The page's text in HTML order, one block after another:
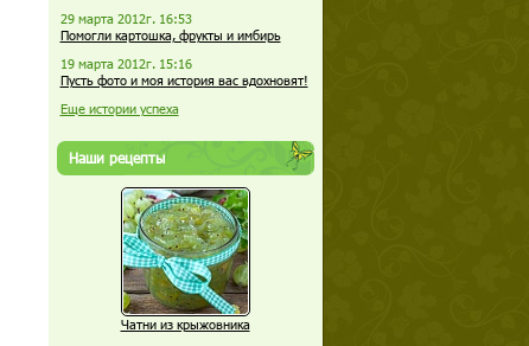
29 марта 2012г. 16:53
Помогли картошка, фрукты и имбирь
19 марта 2012г. 15:16
Пусть фото и моя история вас вдохновят!
Еще истории успеха
Наши рецепты
Чатни из крыжовника